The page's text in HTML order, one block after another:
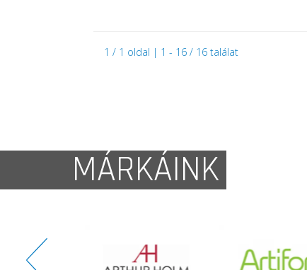
1 / 1 oldal | 1 - 16 / 16 találat
MÁRKÁINK